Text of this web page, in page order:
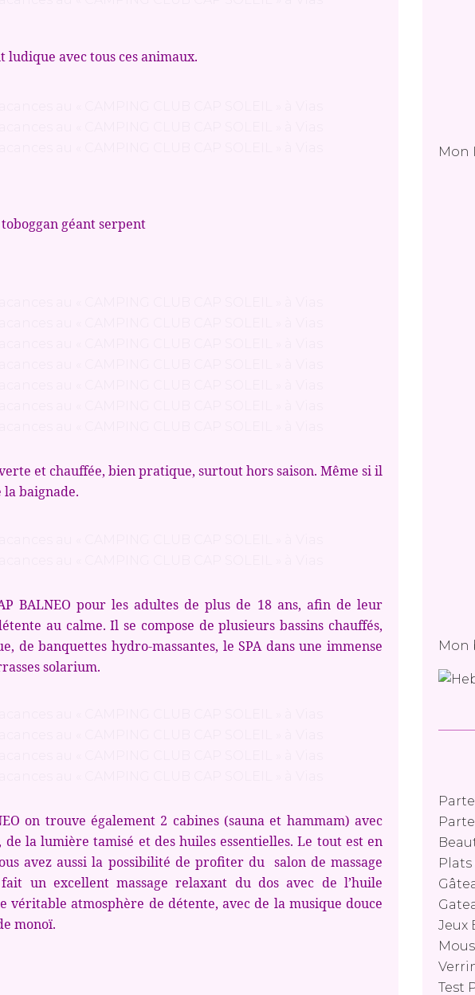
avec tous ces animaux.
géant serpent
et chauffée, bien pratique, surtout hors saison. Même si il
baignade.
BALNEO pour les adultes de plus de 18 ans, afin de leur
au calme. Il se compose de plusieurs bassins chauffés,
de banquettes hydro-massantes, le SPA dans une immense
solarium.
on trouve également 2 cabines (sauna et hammam) avec
de la lumière tamisé et des huiles essentielles. Le tout est en
avez aussi la possibilité de profiter du salon de massage
un excellent massage relaxant du dos avec de l’huile
véritable atmosphère de détente, avec de la musique douce
monoï.
Plats
Jeux
Test
Mon
Mon